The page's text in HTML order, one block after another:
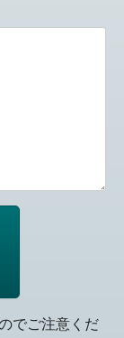
でご注意くだ